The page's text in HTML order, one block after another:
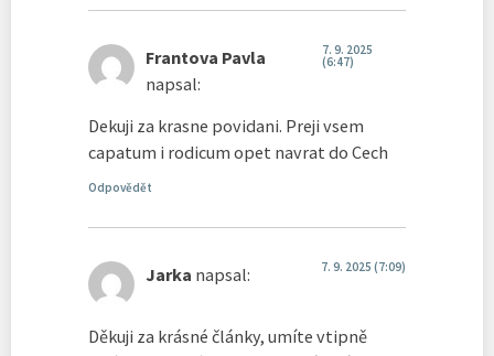
Frantova Pavla
napsal:
7. 9. 2025
(6:47)
Dekuji za krasne povidani. Preji vsem
capatum i rodicum opet navrat do Cech
Odpovědět
Jarka napsal: 7. 9. 2025 (7:09)
Děkuji za krásné články, umíte vtipně